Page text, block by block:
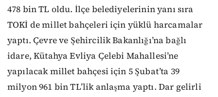
478 bin TL oldu. İlçe belediyelerinin yanı sıra
TOKİ de millet bahçeleri için yüklü harcamalar
yaptı. Çevre ve Şehircilik Bakanlığı’na bağlı
idare, Kütahya Evliya Çelebi Mahallesi’ne
yapılacak millet bahçesi için 5 Şubat’ta 39
milyon 961 bin TL’lik anlaşma yaptı. Dar gelirli